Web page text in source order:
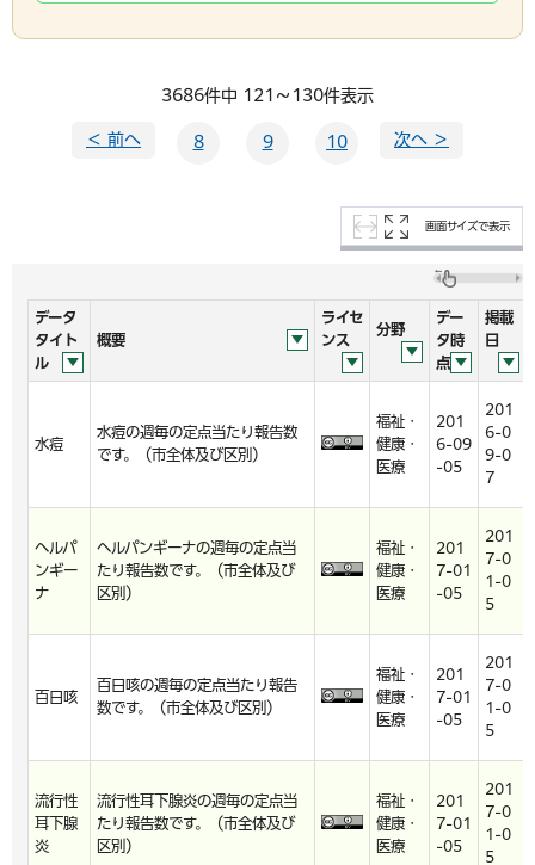
3686件中 121～130件表示
＜ 前へ 8 9 10 次へ ＞
画面サイズで表示
データ
タイト
ル
概要
ライセ
ンス
分野
デー
タ時
点
掲載
日
水痘
水痘の週毎の定点当たり報告数
です。（市全体及び区別）
福祉・
健康・
医療
201
6-09
-05
201
6-0
9-0
7
ヘルパ
ンギー
ナ
ヘルパンギーナの週毎の定点当
たり報告数です。（市全体及び
区別）
福祉・
健康・
医療
201
7-01
-05
201
7-0
1-0
5
百日咳
百日咳の週毎の定点当たり報告
数です。（市全体及び区別）
福祉・
健康・
医療
201
7-01
-05
201
7-0
1-0
5
流行性
耳下腺
炎
流行性耳下腺炎の週毎の定点当
たり報告数です。（市全体及び
区別）
福祉・
健康・
医療
201
7-01
-05
201
7-0
1-0
5